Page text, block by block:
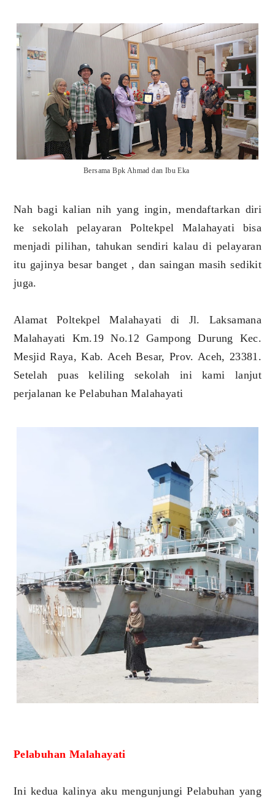
Bersama Bpk Ahmad dan Ibu Eka
Nah bagi kalian nih yang ingin, mendaftarkan diri
ke sekolah pelayaran Poltekpel Malahayati bisa
menjadi pilihan, tahukan sendiri kalau di pelayaran
itu gajinya besar banget , dan saingan masih sedikit
juga.
Alamat Poltekpel Malahayati di Jl. Laksamana
Malahayati Km.19 No.12 Gampong Durung Kec.
Mesjid Raya, Kab. Aceh Besar, Prov. Aceh, 23381.
Setelah puas keliling sekolah ini kami lanjut
perjalanan ke Pelabuhan Malahayati
Pelabuhan Malahayati
Ini kedua kalinya aku mengunjungi Pelabuhan yang